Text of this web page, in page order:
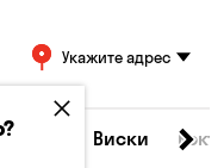
Укажите адрес
Виски